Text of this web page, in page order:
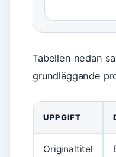
Tabellen nedan
grundläggande
UPPGIFT
Originaltitel